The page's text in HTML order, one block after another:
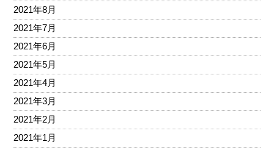
2021年8月
2021年7月
2021年6月
2021年5月
2021年4月
2021年3月
2021年2月
2021年1月